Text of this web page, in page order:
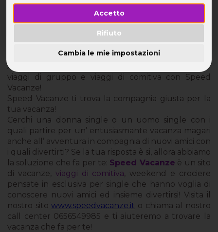
Accetto
Rifiuto
Cambia le mie impostazioni
la tua vacanza!
Annuncio Compagni di Viaggio di Speed Vacanze:
viaggi di gruppo e viaggi di comitiva con Speed
Vacanze!
Speed Vacanze ti trova la compagnia giusta per la
tua vacanza!
Cerchi una donna single o un uomo single con i
quali partire per un’ entusiasmante vacanza magari
anche all’ avventura in compagnia di nuovi amici con
i quali divertirti? Se la tua risposta è si, allora abbiamo
la soluzione che fa per te: Speed Vacanze è un sito
di vacanze, viaggi di comitiva, weekend e crociere
pensate in esclusiva per single che hanno voglia di
conoscere nuovi amici ed insieme divertirsi! Visita il
nostro sitowww.speedvacanze.it o chiama al nostro
call center 0656549985 e ti aiuteremo a trovare la
vacanza che fa per te!